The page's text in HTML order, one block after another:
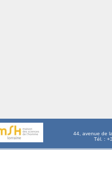
44, avenue de
Tél. :